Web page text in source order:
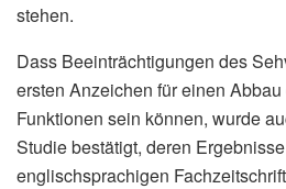
stehen.
Dass Beeinträchtigungen des
ersten Anzeichen für einen
Funktionen sein können, wurde
Studie bestätigt, deren
englischsprachigen Fachzeitschrift